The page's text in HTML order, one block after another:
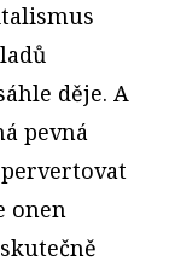
děje. A
pevná
onen